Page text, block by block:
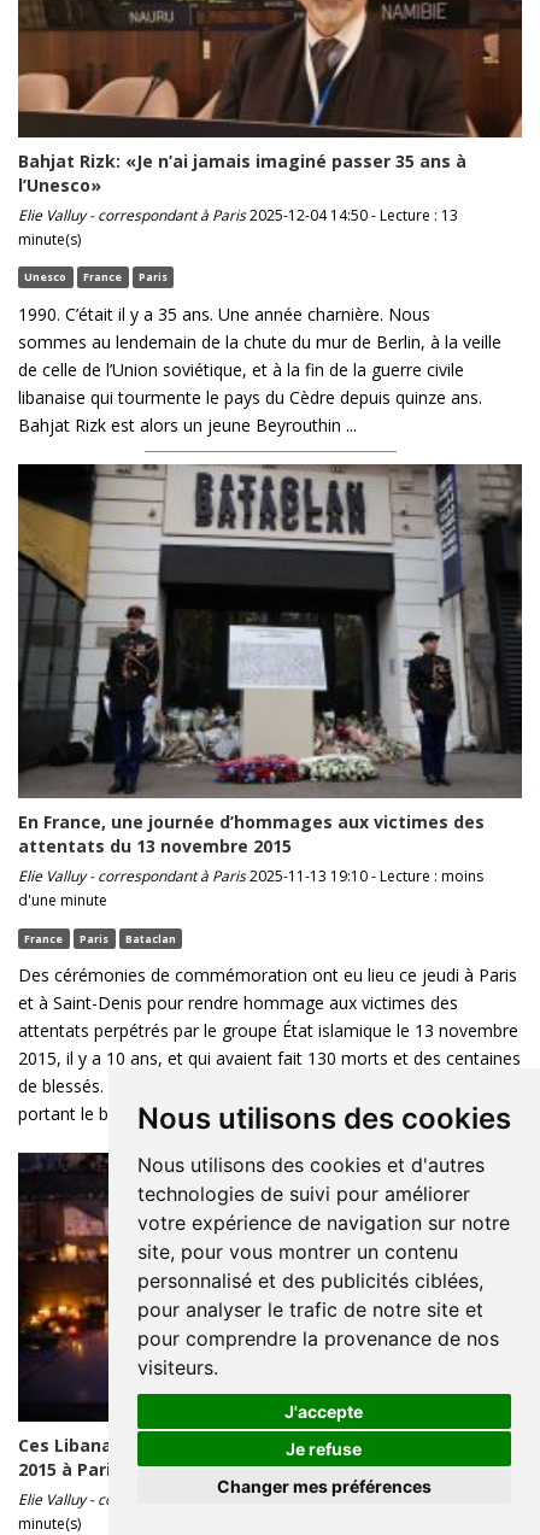
Nous utilisons des cookies
Nous utilisons des cookies et d'autres
technologies de suivi pour améliorer
votre expérience de navigation sur notre
site, pour vous montrer un contenu
personnalisé et des publicités ciblées,
pour analyser le trafic de notre site et
pour comprendre la provenance de nos
visiteurs.
J'accepte
Je refuse
Changer mes préférences
Bahjat Rizk: «Je n’ai jamais imaginé passer 35 ans à
l’Unesco»
Elie Valluy - correspondant à Paris2025-12-04 14:50 - Lecture : 13
minute(s)
Unesco France Paris
1990. C’était il y a 35 ans. Une année charnière. Nous
sommes au lendemain de la chute du mur de Berlin, à la veille
de celle de l’Union soviétique, et à la fin de la guerre civile
libanaise qui tourmente le pays du Cèdre depuis quinze ans.
Bahjat Rizk est alors un jeune Beyrouthin ...
En France, une journée d’hommages aux victimes des
attentats du 13 novembre 2015
Elie Valluy - correspondant à Paris2025-11-13 19:10 - Lecture : moins
d'une minute
France Paris Bataclan
Des cérémonies de commémoration ont eu lieu ce jeudi à Paris
et à Saint-Denis pour rendre hommage aux victimes des
attentats perpétrés par le groupe État islamique le 13 novembre
2015, il y a 10 ans, et qui avaient fait 130 morts et des centaines
de blessés. Deux rescapés du Bataclan se sont suicidés depuis,
portant le bilan à 132 ...
Ces Libanais qui ont vécu les attaques du 13 novembre
2015 à Paris
Elie Valluy - correspondant à Paris2025-11-12 20:00 - Lecture : 13
minute(s)